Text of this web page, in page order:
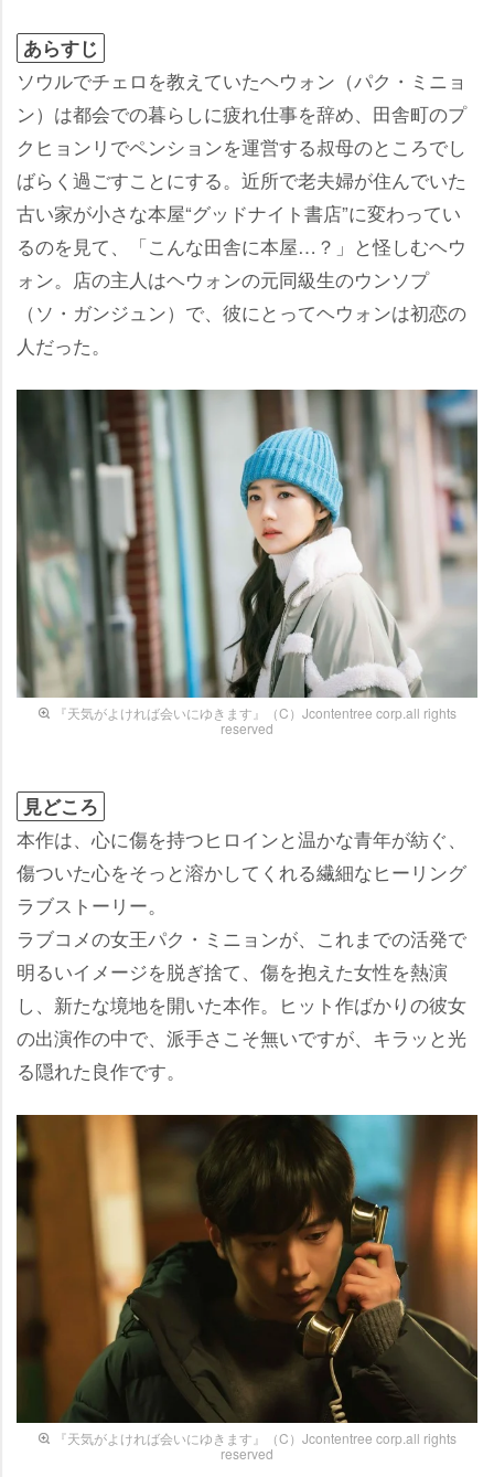
あらすじ
ソウルでチェロを教えていたヘウォン（パク・ミニョ
ン）は都会での暮らしに疲れ仕事を辞め、田舎町のプ
クヒョンリでペンションを運営する叔母のところでし
ばらく過ごすことにする。近所で老夫婦が住んでいた
古い家が小さな本屋“グッドナイト書店”に変わってい
るのを見て、「こんな田舎に本屋…？」と怪しむヘウ
ォン。店の主人はヘウォンの元同級生のウンソプ
（ソ・ガンジュン）で、彼にとってヘウォンは初恋の
人だった。
『天気がよければ会いにゆきます』（C）Jcontentree corp.all rights
reserved
見どころ
本作は、心に傷を持つヒロインと温かな青年が紡ぐ、
傷ついた心をそっと溶かしてくれる繊細なヒーリング
ラブストーリー。
ラブコメの女王パク・ミニョンが、これまでの活発で
明るいイメージを脱ぎ捨て、傷を抱えた女性を熱演
し、新たな境地を開いた本作。ヒット作ばかりの彼女
の出演作の中で、派手さこそ無いですが、キラッと光
る隠れた良作です。
『天気がよければ会いにゆきます』（C）Jcontentree corp.all rights
reserved